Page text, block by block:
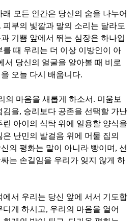
래 모든 인간은 당신의 숨을 나누어
. 피부의 빛깔과 말의 소리는 달라도
기쁨 앞에서 뛰는 심장은 하나입
를 때 우리는 더 이상 이방인이 아
서 당신의 얼굴을 알아볼 때 비로
오늘 다시 배웁니다.
의 마음을 새롭게 하소서 . 미움보
김을, 승리보다 공존을 선택할 가난
린 아이의 식탁 위에 일용할 양식을
은 난민의 발걸음 위에 머물 집의
의 평화는 말이 아니라 빵이며 , 선
는 손길임을 우리가 잊지 않게 하
에서 우리는 당신 앞에 서서 기도합
디게 하시고, 우리의 마음을 열어